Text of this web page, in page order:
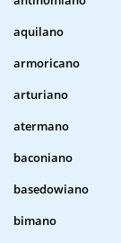
aquilano
armoricano
arturiano
atermano
baconiano
basedowiano
bimano